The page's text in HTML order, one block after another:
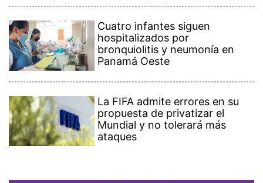
Cuatro infantes siguen
hospitalizados por
bronquiolitis y neumonía en
Panamá Oeste
La FIFA admite errores en su
propuesta de privatizar el
Mundial y no tolerará más
ataques